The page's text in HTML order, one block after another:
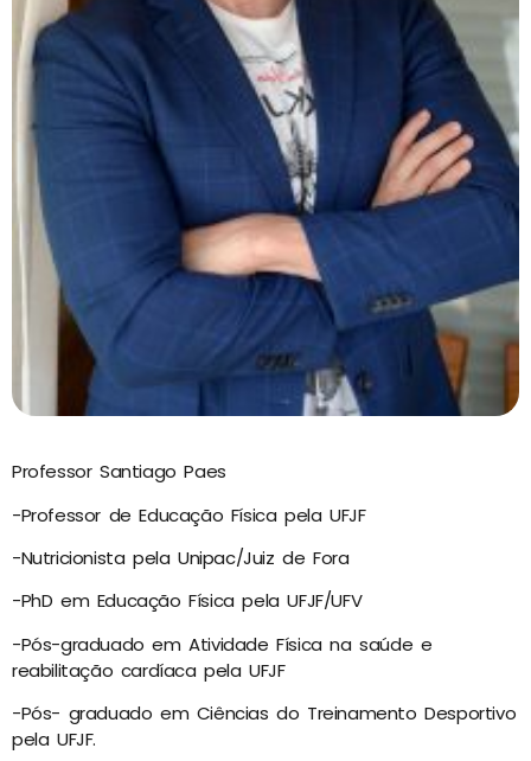
Professor Santiago Paes
-Professor de Educação Física pela UFJF
-Nutricionista pela Unipac/Juiz de Fora
-PhD em Educação Física pela UFJF/UFV
-Pós-graduado em Atividade Física na saúde e
reabilitação cardíaca pela UFJF
-Pós- graduado em Ciências do Treinamento Desportivo
pela UFJF.